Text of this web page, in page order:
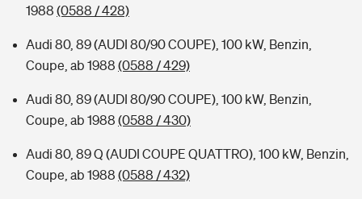
1988 (0588 / 428)
Audi 80, 89 (AUDI 80/90 COUPE), 100 kW, Benzin,
Coupe, ab 1988 (0588 / 429)
Audi 80, 89 (AUDI 80/90 COUPE), 100 kW, Benzin,
Coupe, ab 1988 (0588 / 430)
Audi 80, 89 Q (AUDI COUPE QUATTRO), 100 kW, Benzin,
Coupe, ab 1988 (0588 / 432)